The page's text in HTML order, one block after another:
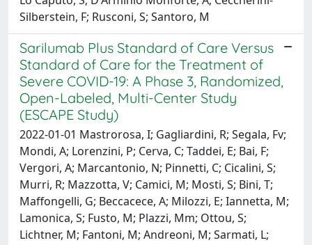
Silberstein, F; Rusconi, S; Santoro, M
Sarilumab Plus Standard of Care Versus
Standard of Care for the Treatment of
Severe COVID-19: A Phase 3, Randomized,
Open-Labeled, Multi-Center Study
(ESCAPE Study)
2022-01-01 Mastrorosa, I; Gagliardini, R; Segala, Fv;
Mondi, A; Lorenzini, P; Cerva, C; Taddei, E; Bai, F;
Vergori, A; Marcantonio, N; Pinnetti, C; Cicalini, S;
Murri, R; Mazzotta, V; Camici, M; Mosti, S; Bini, T;
Maffongelli, G; Beccacece, A; Milozzi, E; Iannetta, M;
Lamonica, S; Fusto, M; Plazzi, Mm; Ottou, S;
Lichtner, M; Fantoni, M; Andreoni, M; Sarmati, L;